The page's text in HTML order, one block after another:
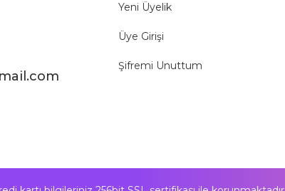
Yeni Üyelik
Üye Girişi
Şifremi Unuttum